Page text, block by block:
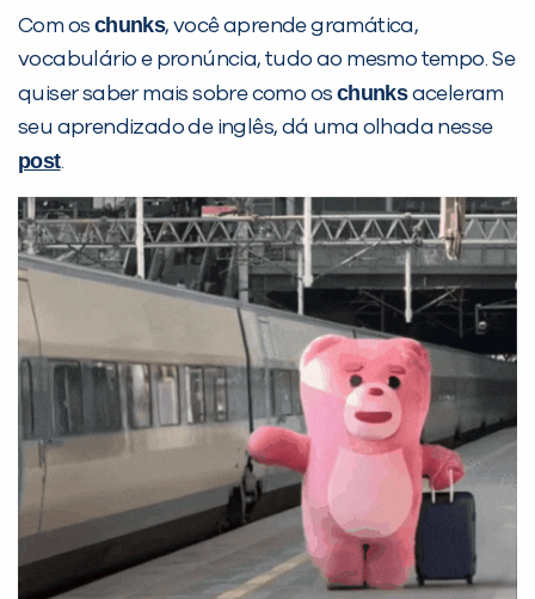
Com os chunks, você aprende gramática,
vocabulário e pronúncia, tudo ao mesmo tempo. Se
quiser saber mais sobre como os chunksaceleram
seu aprendizado de inglês, dá uma olhada nesse
post.
Desculpe!
Não encontramos nenhuma unidade
inFlux nesta cidade ou bairro que
você digitou.
Preencha com seus dados abaixo e
já vamos te colocar em contato
com a: